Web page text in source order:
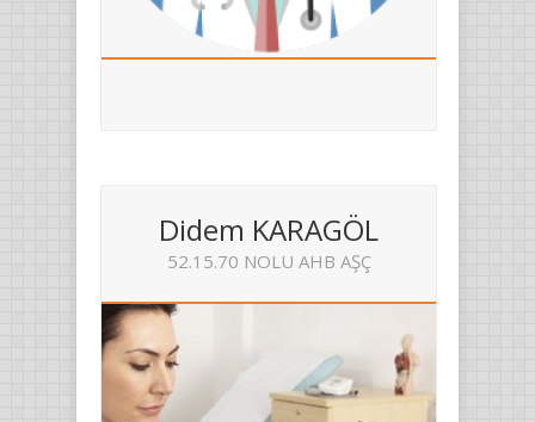
Didem KARAGÖL
52.15.70 NOLU AHB AŞÇ